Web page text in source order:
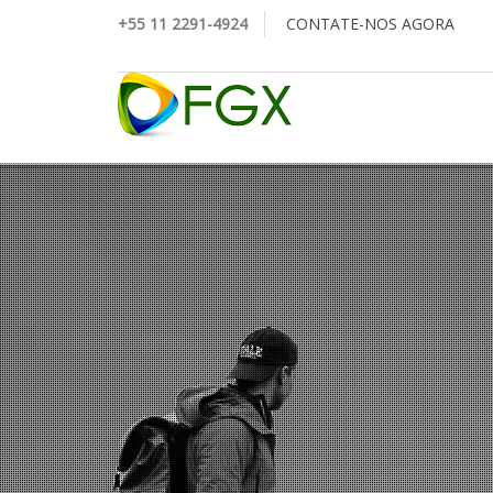
+55 11 2291-4924 CONTATE-NOS AGORA